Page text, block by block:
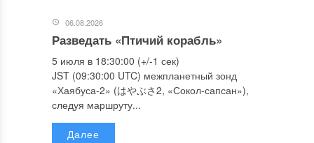
06.08.2026
Разведать «Птичий корабль»
5 июля в 18:30:00 (+/-1 сек)
JST (09:30:00 UTC) межпланетный зонд
«Хаябуса-2» (はやぶさ2, «Сокол-сапсан»),
следуя маршруту...
Далее